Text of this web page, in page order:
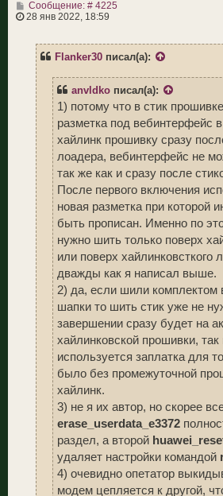
Сообщение: # 4225С
е
е
28 янв 2022, 18:59
Flanker30 писал(а):
anvldko писал(а):
1) потому что в стик
разметка под вебинтерфейс
хайлинк прошивку сразу
лоадера, вебинтерфейс не
так же как и сразу после
После первого включения
новая разметка при которой
быть прописан. Именно по
нужно шить только поверх
или поверх хайлинковсткого
дважды как я написал выше.
2) да, если шили комплектом
шапки то шить стик уже не
завершении сразу будет на
хайлинковской прошивки, так
используется заплатка для
было без промежуточной
хайлинк.
3) не я их автор, но скорее
erase_userdata_e3372
раздел, а второй
удаляет настройки командой
4) очевидно опетатор
модем цепляется к другой,